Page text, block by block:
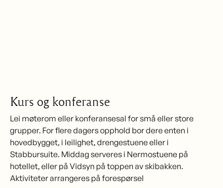
Kurs og konferanse
Lei møterom eller konferansesal for små eller store
grupper. For flere dagers opphold bor dere enten i
hovedbygget, i leilighet, drengestuene eller i
Stabbursuite. Middag serveres i Nermostuene på
hotellet, eller på Vidsyn på toppen av skibakken.
Aktiviteter arrangeres på forespørsel